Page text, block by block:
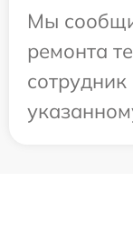
Мы
ремонта
сотрудник